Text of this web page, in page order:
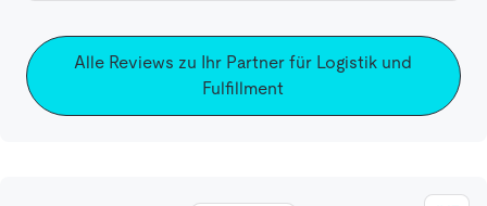
Alle Reviews zu Ihr Partner für Logistik und
Fulfillment